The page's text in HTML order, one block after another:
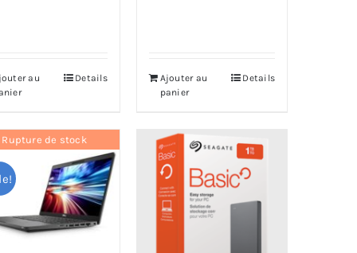
au
Details
Ajouter au
panier
Details
Rupture de stock